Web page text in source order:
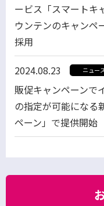
ービス「スマートキ
ウンテンのキャンペ
採用
別
ウ
ィ
ン
ド
ウ
開
2024.08.23 ニュー
販促キャンペーンで
の指定が可能になる
ペーン」で提供開始